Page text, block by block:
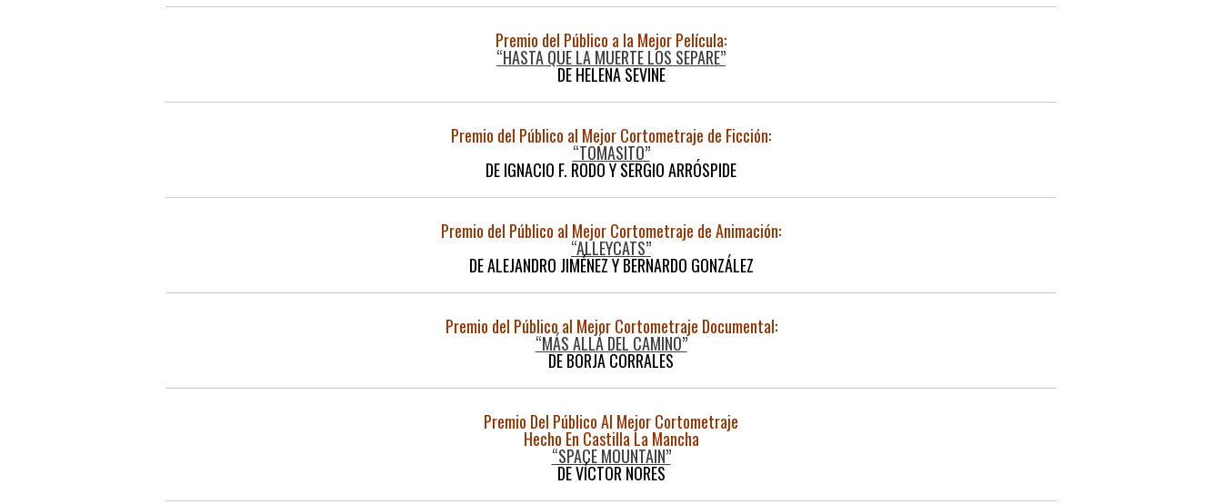
Premio del Público a la Mejor Película:
“HASTA QUE LA MUERTE LOS SEPARE”
DE HELENA SEVINE
Premio del Público al Mejor Cortometraje de Ficción:
“TOMASITO”
DE IGNACIO F. RODO Y SERGIO ARRÓSPIDE
Premio del Público al Mejor Cortometraje de Animación:
“ALLEYCATS”
DE ALEJANDRO JIMÉNEZ Y BERNARDO GONZÁLEZ
Premio del Público al Mejor Cortometraje Documental:
“MÁS ALLÁ DEL CAMINO”
DE BORJA CORRALES
Premio Del Público Al Mejor Cortometraje
Hecho En Castilla La Mancha
“SPACE MOUNTAIN”
DE VÍCTOR NORES